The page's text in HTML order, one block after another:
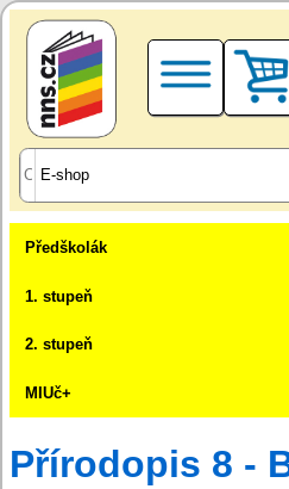
Předškolák
1. stupeň
2. stupeň
MIUč+
Přírodopis 8 -